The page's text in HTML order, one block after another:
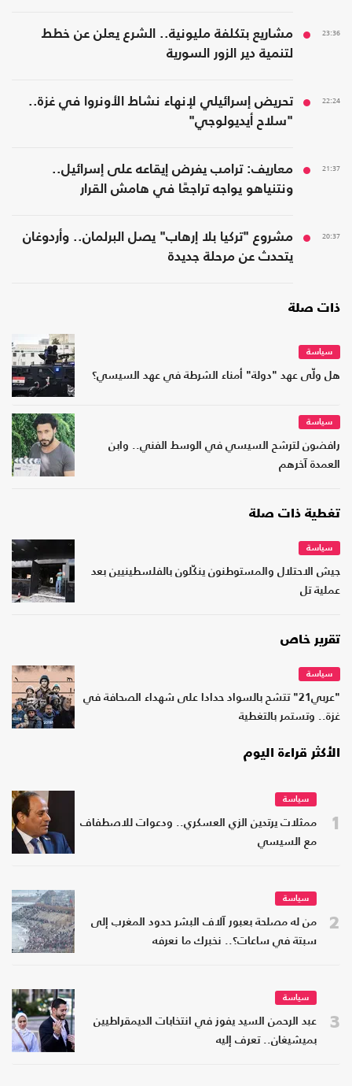
23:36
مشاريع بتكلفة مليونية.. الشرع يعلن عن خطط
لتنمية دير الزور السورية
22:24
تحريض إسرائيلي لإنهاء نشاط الأونروا في غزة..
"سلاح أيديولوجي"
21:37
معاريف: ترامب يفرض إيقاعه على إسرائيل..
ونتنياهو يواجه تراجعًا في هامش القرار
20:37
مشروع "تركيا بلا إرهاب" يصل البرلمان.. وأردوغان
يتحدث عن مرحلة جديدة
ذات صلة
سياسة
هل ولّى عهد "دولة" أمناء الشرطة في عهد السيسي؟
سياسة
رافضون لترشح السيسي في الوسط الفني.. وابن
العمدة آخرهم
تغطية ذات صلة
سياسة
جيش الاحتلال والمستوطنون ينكّلون بالفلسطينيين بعد
عملية تل
تقرير خاص
سياسة
"عربي21" تتشح بالسواد حدادا على شهداء الصحافة في
غزة.. وتستمر بالتغطية
الأكثر قراءة اليوم
1
سياسة
ممثلات يرتدين الزي العسكري.. ودعوات للاصطفاف
مع السيسي
2
سياسة
من له مصلحة بعبور آلاف البشر حدود المغرب إلى
سبتة في ساعات؟.. نخبرك ما نعرفه
3
سياسة
عبد الرحمن السيد يفوز في انتخابات الديمقراطيين
بميشيغان.. تعرف إليه